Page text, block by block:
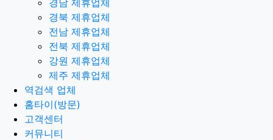
경북 제휴업체
전남 제휴업체
전북 제휴업체
강원 제휴업체
제주 제휴업체
역검색 업체
홈타이(방문)
고객센터
커뮤니티